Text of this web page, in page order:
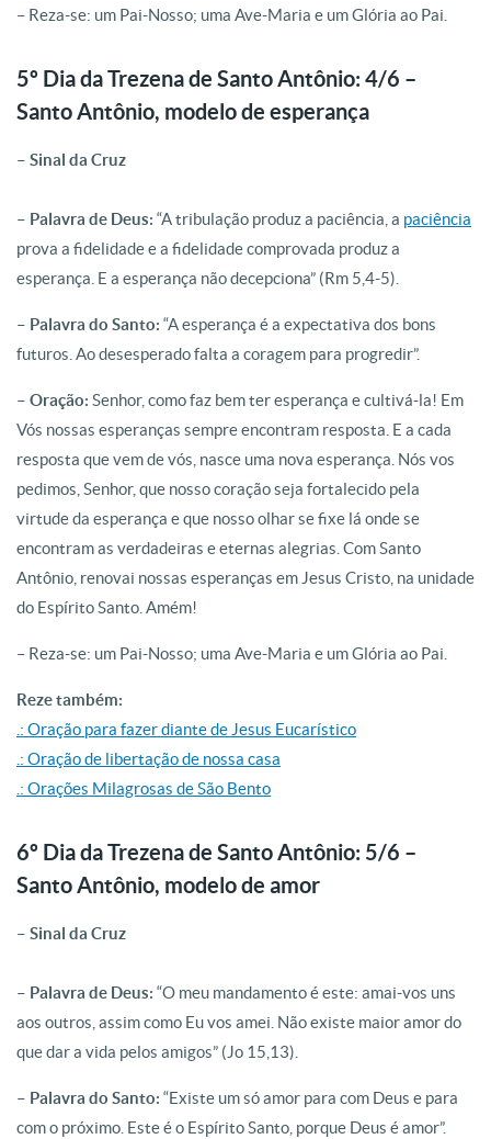
– Reza-se: um Pai-Nosso; uma Ave-Maria e um Glória ao Pai.
5º Dia da Trezena de Santo Antônio: 4/6 –
Santo Antônio, modelo de esperança
– Sinal da Cruz
– Palavra de Deus: “A tribulação produz a paciência, a paciência
prova a fidelidade e a fidelidade comprovada produz a
esperança. E a esperança não decepciona” (Rm 5,4-5).
– Palavra do Santo: “A esperança é a expectativa dos bons
futuros. Ao desesperado falta a coragem para progredir”.
– Oração: Senhor, como faz bem ter esperança e cultivá-la! Em
Vós nossas esperanças sempre encontram resposta. E a cada
resposta que vem de vós, nasce uma nova esperança. Nós vos
pedimos, Senhor, que nosso coração seja fortalecido pela
virtude da esperança e que nosso olhar se fixe lá onde se
encontram as verdadeiras e eternas alegrias. Com Santo
Antônio, renovai nossas esperanças em Jesus Cristo, na unidade
do Espírito Santo. Amém!
– Reza-se: um Pai-Nosso; uma Ave-Maria e um Glória ao Pai.
Reze também:
.: Oração para fazer diante de Jesus Eucarístico
.: Oração de libertação de nossa casa
.: Orações Milagrosas de São Bento
6º Dia da Trezena de Santo Antônio: 5/6 –
Santo Antônio, modelo de amor
– Sinal da Cruz
– Palavra de Deus: “O meu mandamento é este: amai-vos uns
aos outros, assim como Eu vos amei. Não existe maior amor do
que dar a vida pelos amigos” (Jo 15,13).
– Palavra do Santo: “Existe um só amor para com Deus e para
com o próximo. Este é o Espírito Santo, porque Deus é amor”.